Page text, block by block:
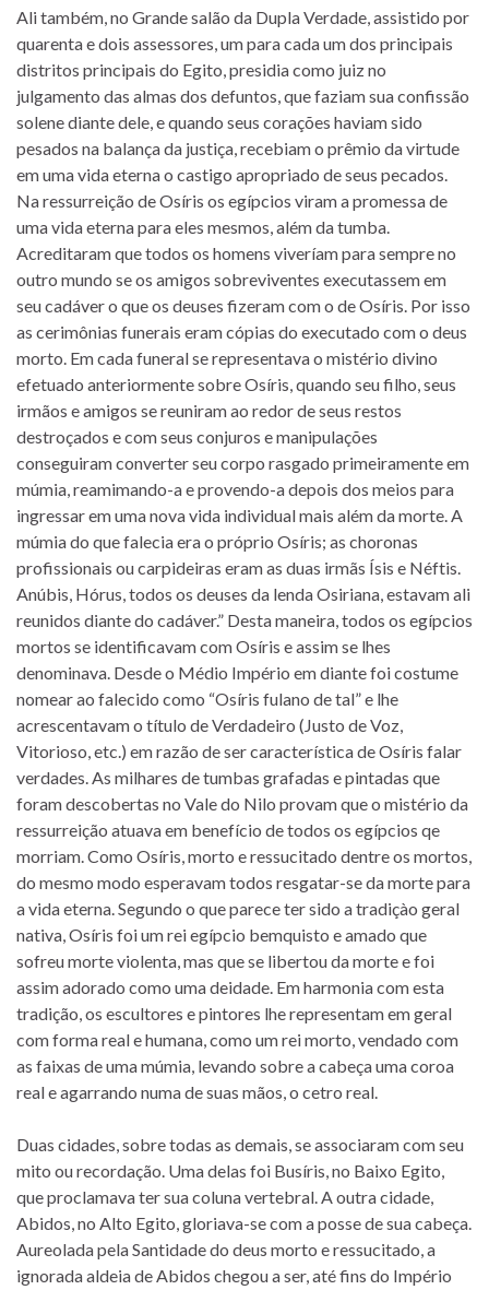
Ali também, no Grande salão da Dupla Verdade, assistido por
quarenta e dois assessores, um para cada um dos principais
distritos principais do Egito, presidia como juiz no
julgamento das almas dos defuntos, que faziam sua confissão
solene diante dele, e quando seus corações haviam sido
pesados na balança da justiça, recebiam o prêmio da virtude
em uma vida eterna o castigo apropriado de seus pecados.
Na ressurreição de Osíris os egípcios viram a promessa de
uma vida eterna para eles mesmos, além da tumba.
Acreditaram que todos os homens viveríam para sempre no
outro mundo se os amigos sobreviventes executassem em
seu cadáver o que os deuses fizeram com o de Osíris. Por isso
as cerimônias funerais eram cópias do executado com o deus
morto. Em cada funeral se representava o mistério divino
efetuado anteriormente sobre Osíris, quando seu filho, seus
irmãos e amigos se reuniram ao redor de seus restos
destroçados e com seus conjuros e manipulações
conseguiram converter seu corpo rasgado primeiramente em
múmia, reamimando-a e provendo-a depois dos meios para
ingressar em uma nova vida individual mais além da morte. A
múmia do que falecia era o próprio Osíris; as choronas
profissionais ou carpideiras eram as duas irmãs Ísis e Néftis.
Anúbis, Hórus, todos os deuses da lenda Osiriana, estavam ali
reunidos diante do cadáver.” Desta maneira, todos os egípcios
mortos se identificavam com Osíris e assim se lhes
denominava. Desde o Médio Império em diante foi costume
nomear ao falecido como “Osíris fulano de tal” e lhe
acrescentavam o título de Verdadeiro (Justo de Voz,
Vitorioso, etc.) em razão de ser característica de Osíris falar
verdades. As milhares de tumbas grafadas e pintadas que
foram descobertas no Vale do Nilo provam que o mistério da
ressurreição atuava em benefício de todos os egípcios qe
morriam. Como Osíris, morto e ressucitado dentre os mortos,
do mesmo modo esperavam todos resgatar-se da morte para
a vida eterna. Segundo o que parece ter sido a tradiçào geral
nativa, Osíris foi um rei egípcio bemquisto e amado que
sofreu morte violenta, mas que se libertou da morte e foi
assim adorado como uma deidade. Em harmonia com esta
tradição, os escultores e pintores lhe representam em geral
com forma real e humana, como um rei morto, vendado com
as faixas de uma múmia, levando sobre a cabeça uma coroa
real e agarrando numa de suas mãos, o cetro real.
Duas cidades, sobre todas as demais, se associaram com seu
mito ou recordação. Uma delas foi Busíris, no Baixo Egito,
que proclamava ter sua coluna vertebral. A outra cidade,
Abidos, no Alto Egito, gloriava-se com a posse de sua cabeça.
Aureolada pela Santidade do deus morto e ressucitado, a
ignorada aldeia de Abidos chegou a ser, até fins do Império